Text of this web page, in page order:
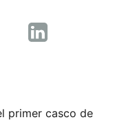
primer casco de